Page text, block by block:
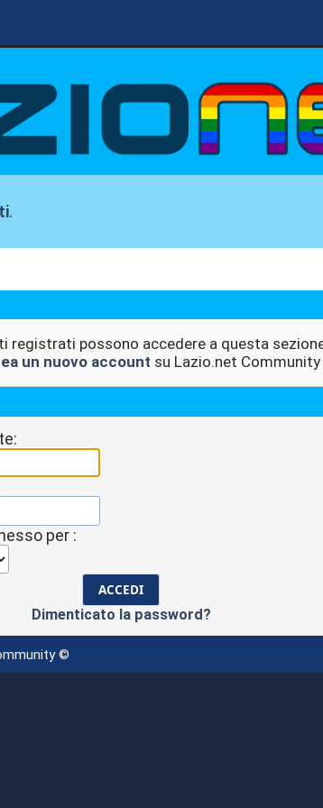
.
registrati possono accedere a questa
un nuovo account su Lazio.net Community
per :
Dimenticato la password?
©